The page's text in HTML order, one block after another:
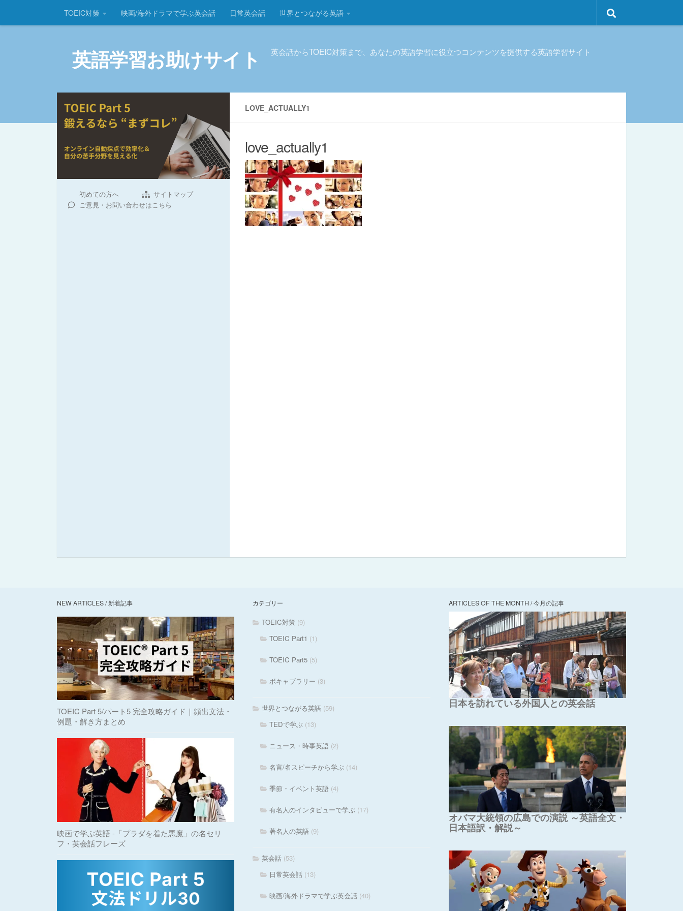
コンテンツへスキップ
TOEIC対策 映画/海外ドラマで学ぶ英会話 日常英会話 世界とつながる英語
英語学習お助けサイト 英会話からTOEIC対策まで、あなたの英語学習に役立つコンテンツを提供する英語学習サイト
LOVE_ACTUALLY1
love_actually1
初めての方へ
サイトマップ
ご意見・お問い合わせはこちら
NEW ARTICLES / 新着記事
TOEIC Part 5/パート5 完全攻略ガイド｜頻出文法・
例題・解き方まとめ
映画で学ぶ英語 -「プラダを着た悪魔」の名セリ
フ・英会話フレーズ
カテゴリー
TOEIC対策 (9)
TOEIC Part1 (1)
TOEIC Part5 (5)
ボキャブラリー (3)
世界とつながる英語 (59)
TEDで学ぶ (13)
ニュース・時事英語 (2)
名言/名スピーチから学ぶ (14)
季節・イベント英語 (4)
有名人のインタビューで学ぶ (17)
著名人の英語 (9)
英会話 (53)
日常英会話 (13)
映画/海外ドラマで学ぶ英会話 (40)
ARTICLES OF THE MONTH / 今月の記事
日本を訪れている外国人との英会話
オバマ大統領の広島での演説 ～英語全文・
日本語訳・解説～